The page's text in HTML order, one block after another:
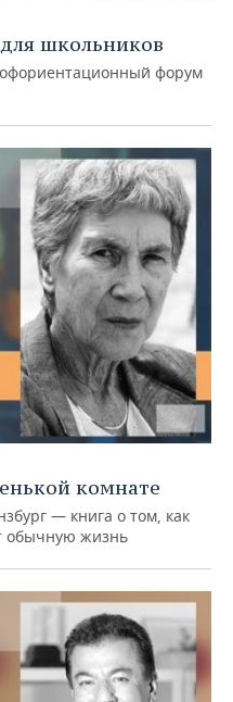
школьников
форум
комнате
— книга о том, как
обычную жизнь